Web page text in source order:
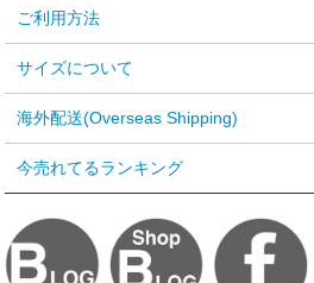
ご利用方法
サイズについて
海外配送(Overseas Shipping)
今売れてるランキング